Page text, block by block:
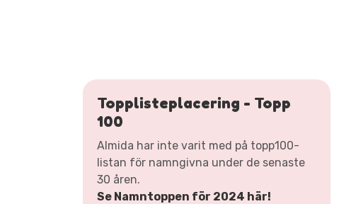
Topplisteplacering - Topp
100
Almida har inte varit med på topp100-
listan för namngivna under de senaste
30 åren.
Se Namntoppen för 2024 här!